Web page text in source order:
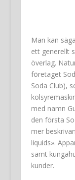
Man kan
ett generellt
överlag.
företaget
Soda Club),
med namn
den första
mer
liquids».
samt
kunder.